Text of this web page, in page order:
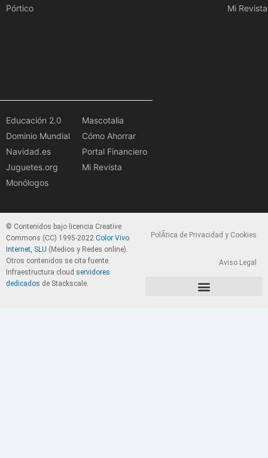
Pórtico
Mi Revista
Educación 2.0
Dominio Mundial
Navidad.es
Juguetes.org
Monólogos
Mascotalia
Cómo Ahorrar
Portal Financiero
Mi Revista
© Contenidos bajo licencia Creative
Commons (CC) 1995-2022 Color Vivo
Internet, SLU (Medios y Redes online).
Otros contenidos se cita fuente.
Infraestructura cloud servidores
dedicados de Stackscale.
PolÃ­tica de Privacidad y Cookies
Aviso Legal